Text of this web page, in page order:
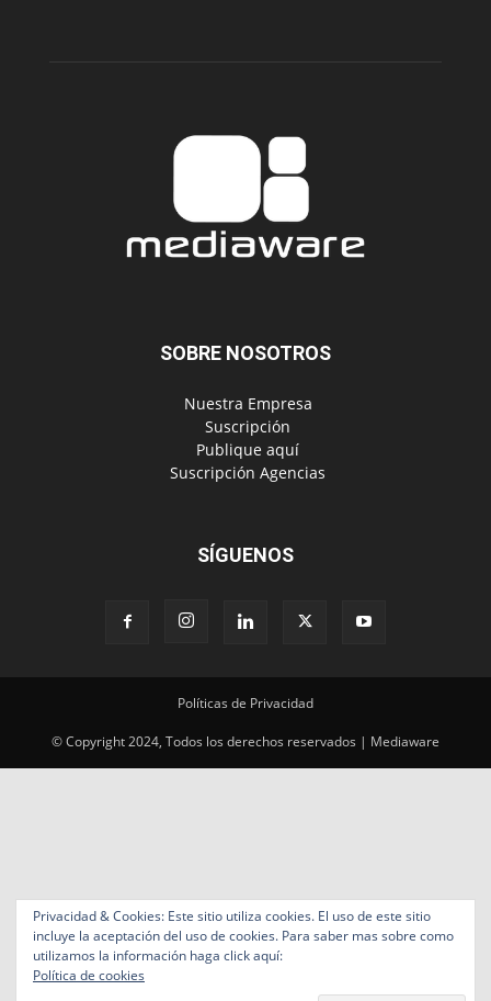
SOBRE NOSOTROS
‎ Nuestra Empresa
‎ Suscripción
‎ Publique aquí
‎ Suscripción Agencias
SÍGUENOS
Políticas de Privacidad
© Copyright 2024, Todos los derechos reservados | Mediaware
Privacidad & Cookies: Este sitio utiliza cookies. El uso de este sitio
incluye la aceptación del uso de cookies. Para saber mas sobre como
utilizamos la información haga click aquí:
Política de cookies